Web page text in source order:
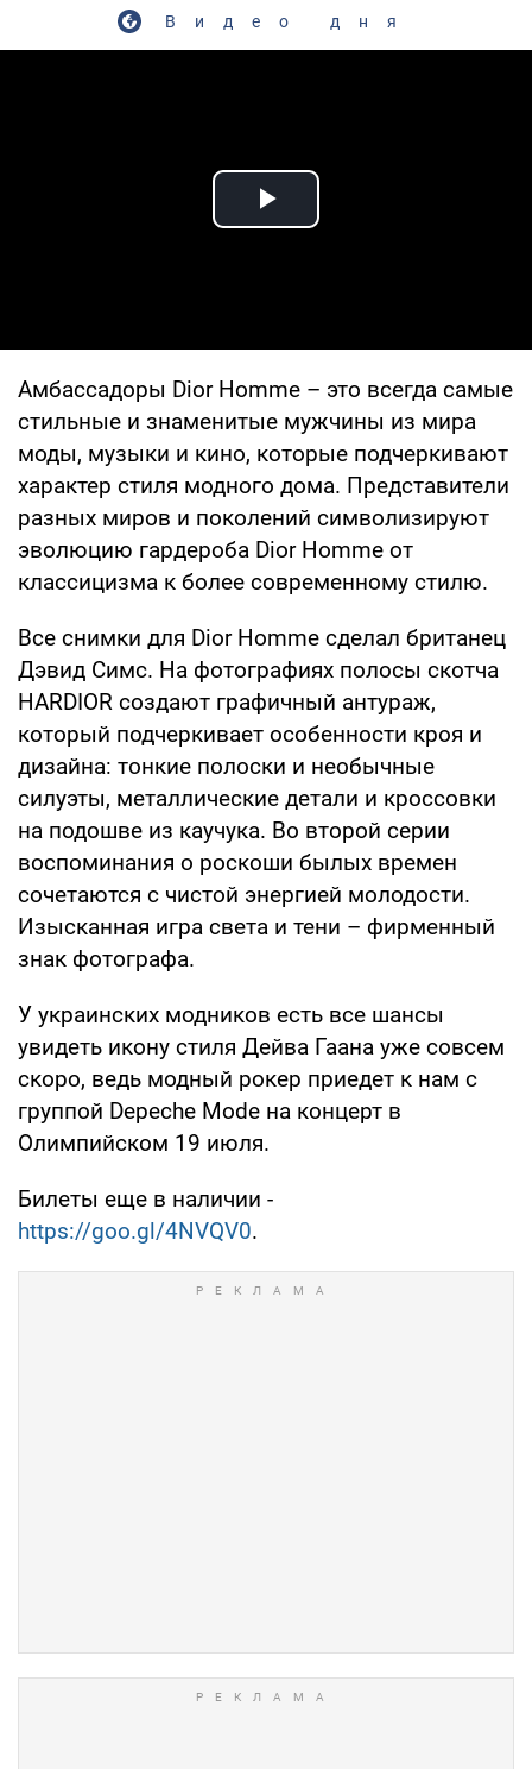
Видео дня
Play Video
Амбассадоры Dior Homme – это всегда самые
стильные и знаменитые мужчины из мира
моды, музыки и кино, которые подчеркивают
характер стиля модного дома. Представители
разных миров и поколений символизируют
эволюцию гардероба Dior Homme от
классицизма к более современному стилю.
Все снимки для Dior Homme сделал британец
Дэвид Симс. На фотографиях полосы скотча
HARDIOR создают графичный антураж,
который подчеркивает особенности кроя и
дизайна: тонкие полоски и необычные
силуэты, металлические детали и кроссовки
на подошве из каучука. Во второй серии
воспоминания о роскоши былых времен
сочетаются с чистой энергией молодости.
Изысканная игра света и тени – фирменный
знак фотографа.
У украинских модников есть все шансы
увидеть икону стиля Дейва Гаана уже совсем
скоро, ведь модный рокер приедет к нам с
группой Depeche Mode на концерт в
Олимпийском 19 июля.
Билеты еще в наличии -
https://goo.gl/4NVQV0.